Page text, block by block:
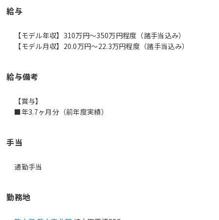
給与
【モデル年収】310万円〜350万円程度（諸手当込み）
【モデル月収】20.0万円〜22.3万円程度（諸手当込み）
給与備考
【賞与】
手当
通勤手当
勤務地